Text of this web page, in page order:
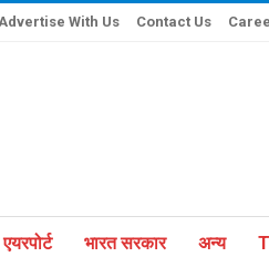
With Us Contact Us
भारत सरकार अन्य